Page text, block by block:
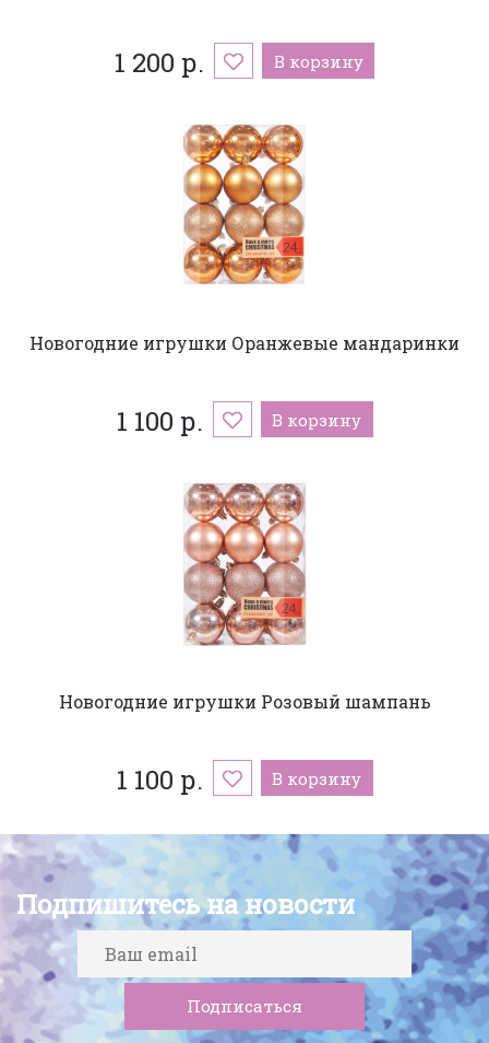
1 200 р. В корзину
Новогодние игрушки Оранжевые мандаринки
1 100 р. В корзину
Новогодние игрушки Розовый шампань
1 100 р. В корзину
Подпишитесь на новости